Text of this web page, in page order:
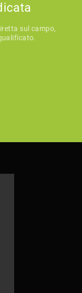
sul campo,